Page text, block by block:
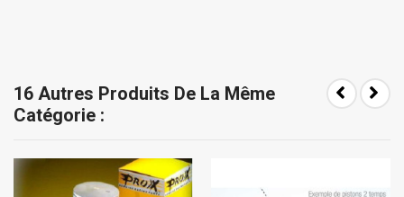
16 Autres Produits De La Même
Catégorie :